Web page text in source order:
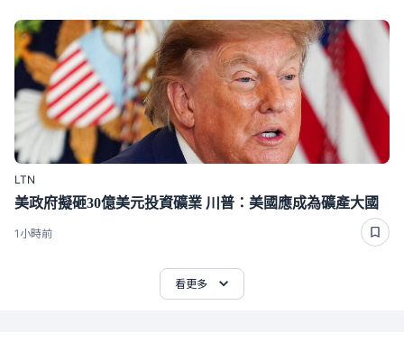
LTN
美政府擬砸30億美元投資礦業 川普：美國應成為礦產大國
1小時前
看更多